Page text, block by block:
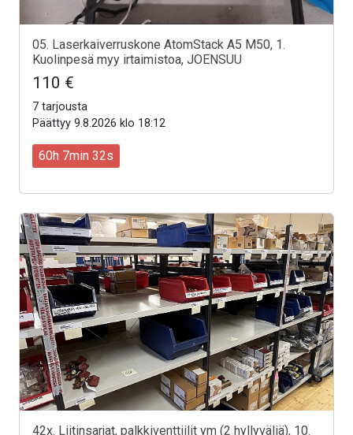
05. Laserkaiverruskone AtomStack A5 M50, 1.
Kuolinpesä myy irtaimistoa, JOENSUU
110 €
7 tarjousta
Päättyy 9.8.2026 klo 18:12
60h 7min 30s
42x. Liitinsarjat, palkkiventtiilit ym (2 hyllyväliä), 10.